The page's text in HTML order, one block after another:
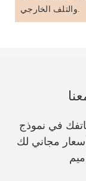
والتلف الخارجي.
في نموذج
مجاني لك